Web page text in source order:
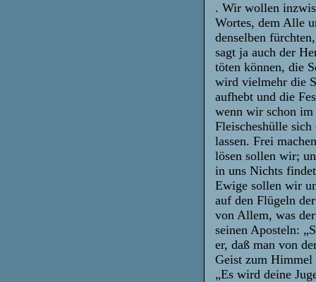
. Wir wollen
Wortes, dem Alle
denselben
sagt ja auch der
töten können, die
wird vielmehr die
aufhebt und die
wenn wir schon im
Fleischeshülle sich
lassen. Frei
lösen sollen wir;
in uns Nichts
Ewige sollen wir
auf den Flügeln
von Allem, was
seinen Aposteln:
er, daß man von
Geist zum
„Es wird deine